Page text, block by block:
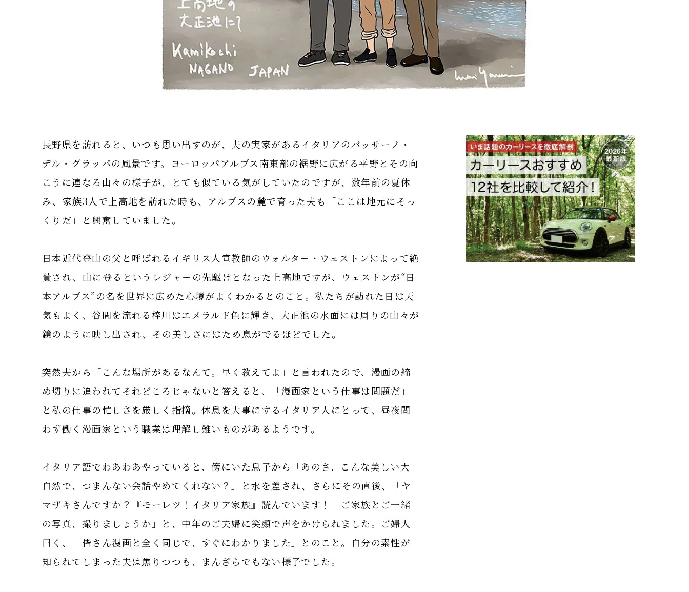
長野県を訪れると、いつも思い出すのが、夫の実家があるイタリアのバッサーノ・
デル・グラッパの風景です。ヨーロッパアルプス南東部の裾野に広がる平野とその向
こうに連なる山々の様子が、とても似ている気がしていたのですが、数年前の夏休
み、家族3人で上高地を訪れた時も、アルプスの麓で育った夫も「ここは地元にそっ
くりだ」と興奮していました。
日本近代登山の父と呼ばれるイギリス人宣教師のウォルター・ウェストンによって絶
賛され、山に登るというレジャーの先駆けとなった上高地ですが、ウェストンが“日
本アルプス”の名を世界に広めた心境がよくわかるとのこと。私たちが訪れた日は天
気もよく、谷間を流れる梓川はエメラルド色に輝き、大正池の水面には周りの山々が
鏡のように映し出され、その美しさにはため息がでるほどでした。
突然夫から「こんな場所があるなんて。早く教えてよ」と言われたので、漫画の締
め切りに追われてそれどころじゃないと答えると、「漫画家という仕事は問題だ」
と私の仕事の忙しさを厳しく指摘。休息を大事にするイタリア人にとって、昼夜問
わず働く漫画家という職業は理解し難いものがあるようです。
イタリア語でわあわあやっていると、傍にいた息子から「あのさ、こんな美しい大
自然で、つまんない会話やめてくれない？」と水を差され、さらにその直後、「ヤ
マザキさんですか？『モーレツ！イタリア家族』読んでいます！ ご家族とご一緒
の写真、撮りましょうか」と、中年のご夫婦に笑顔で声をかけられました。ご婦人
曰く、「皆さん漫画と全く同じで、すぐにわかりました」とのこと。自分の素性が
知られてしまった夫は焦りつつも、まんざらでもない様子でした。